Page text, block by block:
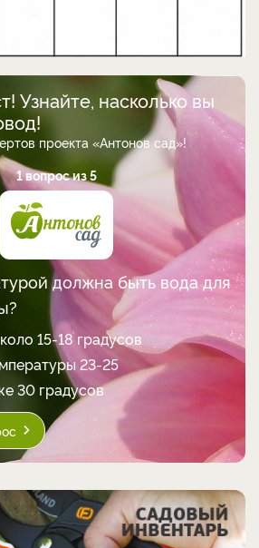
Узнайте, насколько вы
проекта «Антонов сад»!
1 вопрос из 5
должна быть вода для
15-18 градусов
23-25
30 градусов